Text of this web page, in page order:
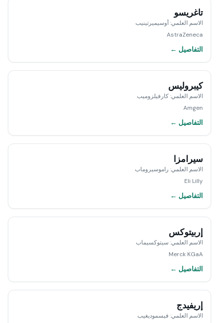
تاغريسو
الاسم العلمي:أوسيميرتينيب
AstraZeneca
التفاصيل ←
كيبروليس
الاسم العلمي:كارفيلزوميب
Amgen
التفاصيل ←
سيرامزا
الاسم العلمي: راموسيروماب
Eli Lilly
التفاصيل ←
إربيتوكس
الاسم العلمي: سيتوكسيماب
Merck KGaA
التفاصيل ←
إريفيدج
الاسم العلمي: فيسموديغيب